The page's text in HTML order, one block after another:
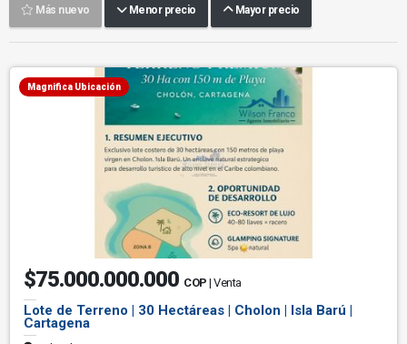
Más nuevo Menor precio Mayor precio
Magnifica Ubicación
$75.000.000.000 COP | Venta
Lote de Terreno | 30 Hectáreas | Cholon | Isla Barú |
Cartagena